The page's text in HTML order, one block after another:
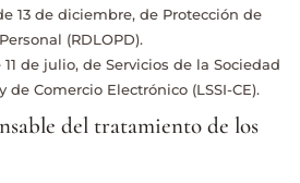
13 de diciembre, de Protección de
(RDLOPD).
de julio, de Servicios de la Sociedad
Comercio Electrónico (LSSI-CE).
del tratamiento de los